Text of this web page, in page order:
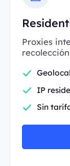
Proxies
IP
Sin